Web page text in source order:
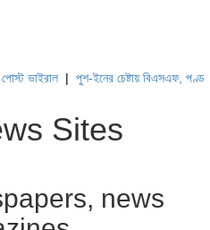
ভাইরাল|পুশ-ইনের চেষ্টায় বিএসএফ, পণ্ড করছে
Sites
news